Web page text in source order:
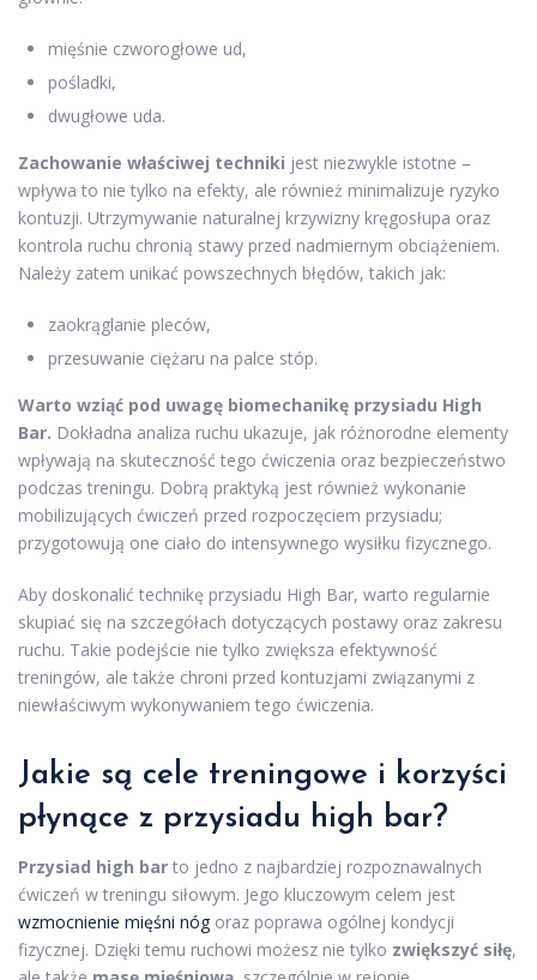
mięśnie czworogłowe ud,
pośladki,
dwugłowe uda.
Zachowanie właściwej techniki jest niezwykle istotne –
wpływa to nie tylko na efekty, ale również minimalizuje ryzyko
kontuzji. Utrzymywanie naturalnej krzywizny kręgosłupa oraz
kontrola ruchu chronią stawy przed nadmiernym obciążeniem.
Należy zatem unikać powszechnych błędów, takich jak:
zaokrąglanie pleców,
przesuwanie ciężaru na palce stóp.
Warto wziąć pod uwagę biomechanikę przysiadu High
Bar. Dokładna analiza ruchu ukazuje, jak różnorodne elementy
wpływają na skuteczność tego ćwiczenia oraz bezpieczeństwo
podczas treningu. Dobrą praktyką jest również wykonanie
mobilizujących ćwiczeń przed rozpoczęciem przysiadu;
przygotowują one ciało do intensywnego wysiłku fizycznego.
Aby doskonalić technikę przysiadu High Bar, warto regularnie
skupiać się na szczegółach dotyczących postawy oraz zakresu
ruchu. Takie podejście nie tylko zwiększa efektywność
treningów, ale także chroni przed kontuzjami związanymi z
niewłaściwym wykonywaniem tego ćwiczenia.
Jakie są cele treningowe i korzyści
płynące z przysiadu high bar?
Przysiad high bar to jedno z najbardziej rozpoznawalnych
ćwiczeń w treningu siłowym. Jego kluczowym celem jest
wzmocnienie mięśni nóg oraz poprawa ogólnej kondycji
fizycznej. Dzięki temu ruchowi możesz nie tylko zwiększyć siłę,